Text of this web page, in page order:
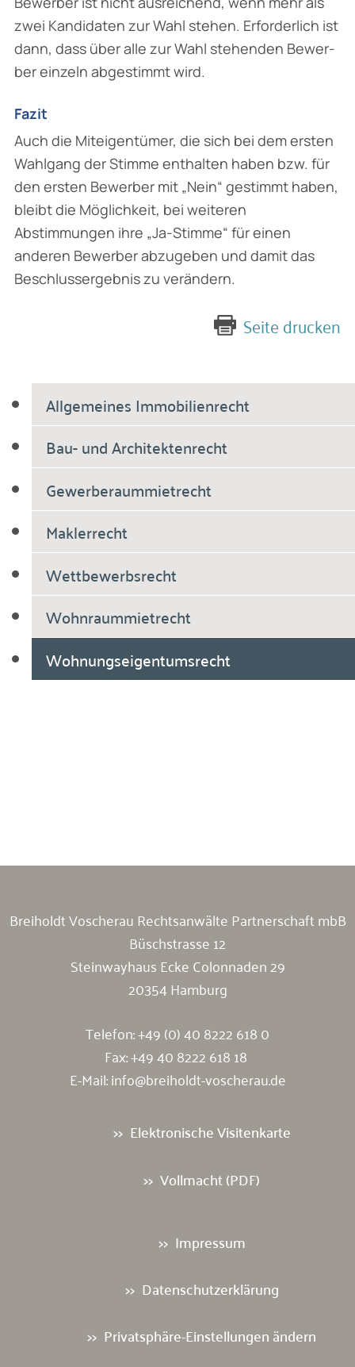
Allgemeines Immobilienrecht
Bau- und Architektenrecht
Gewerberaummietrecht
Maklerrecht
Wettbewerbsrecht
Wohnraummietrecht
Wohnungseigentumsrecht
zwei Kandidaten zur Wahl stehen. Erforderlich ist
dann, dass über alle zur Wahl stehenden Bewer­
ber einzeln abgestimmt wird.
Fazit
Auch die Miteigentümer, die sich bei dem ersten
Wahlgang der Stimme enthalten haben bzw. für
den ersten Bewerber mit „Nein“ gestimmt haben,
bleibt die Möglichkeit, bei weiteren
Abstimmungen ihre „Ja-Stimme“ für einen
anderen Bewerber abzugeben und damit das
Beschlussergebnis zu verändern.
Seite drucken
Breiholdt Voscherau Rechtsanwälte Partnerschaft mbB
Büschstrasse 12
Steinwayhaus Ecke Colonnaden 29
20354 Hamburg
Telefon:+49 (0) 40 8222 618 0
Fax: +49 40 8222 618 18
E-Mail:info@breiholdt-voscherau.de
Elektronische Visitenkarte
Vollmacht (PDF)
Impressum
Datenschutzerklärung
Privatsphäre-Einstellungen ändern